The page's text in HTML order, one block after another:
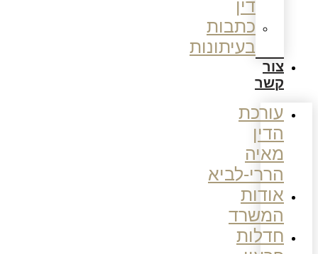
דין
כתבות
בעיתונות
צור
קשר
עורכת
הדין
מאיה
הררי-לביא
אודות
המשרד
חדלות